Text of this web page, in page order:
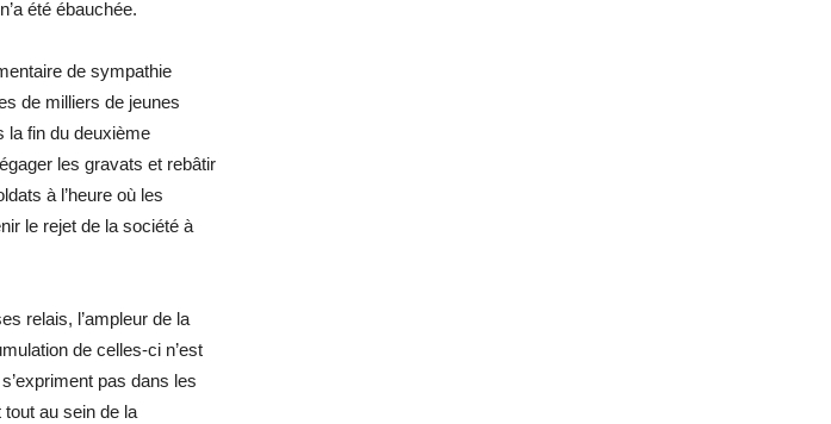
été ébauchée.
de sympathie
de milliers de jeunes
la fin du deuxième
les gravats et rebâtir
à l’heure où les
le rejet de la société à
relais, l’ampleur de la
de celles-ci n’est
pas dans les
au sein de la